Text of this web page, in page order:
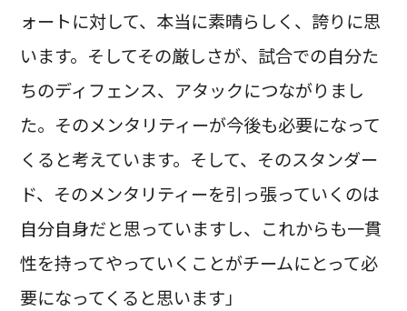
ォートに対して、本当に素晴らしく、誇りに思
います。そしてその厳しさが、試合での自分た
ちのディフェンス、アタックにつながりまし
た。そのメンタリティーが今後も必要になって
くると考えています。そして、そのスタンダー
ド、そのメンタリティーを引っ張っていくのは
自分自身だと思っていますし、これからも一貫
性を持ってやっていくことがチームにとって必
要になってくると思います」